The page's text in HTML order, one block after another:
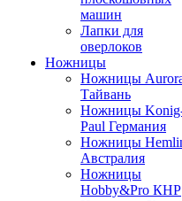
машин
Лапки для
оверлоков
Ножницы
Ножницы
Тайвань
Ножницы
Paul Германия
Ножницы
Австралия
Ножницы
Hobby&Pro КНР